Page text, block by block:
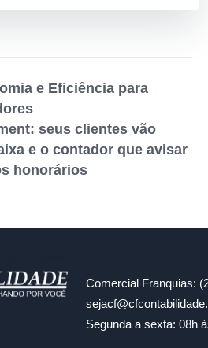
e Eficiência para
seus clientes vão
e o contador que avisar
honorários
Comercial Franquias:
Segunda a sexta: 08h